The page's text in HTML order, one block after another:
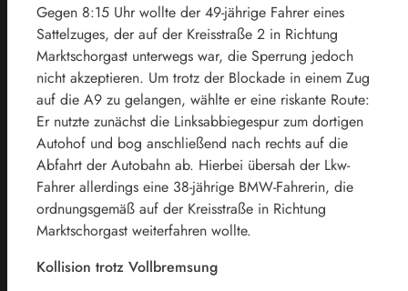
Gegen 8:15 Uhr wollte der 49-jährige Fahrer eines
Sattelzuges, der auf der Kreisstraße 2 in Richtung
Marktschorgast unterwegs war, die Sperrung jedoch
nicht akzeptieren. Um trotz der Blockade in einem Zug
auf die A9 zu gelangen, wählte er eine riskante Route:
Er nutzte zunächst die Linksabbiegespur zum dortigen
Autohof und bog anschließend nach rechts auf die
Abfahrt der Autobahn ab. Hierbei übersah der Lkw-
Fahrer allerdings eine 38-jährige BMW-Fahrerin, die
ordnungsgemäß auf der Kreisstraße in Richtung
Marktschorgast weiterfahren wollte.
Kollision trotz Vollbremsung